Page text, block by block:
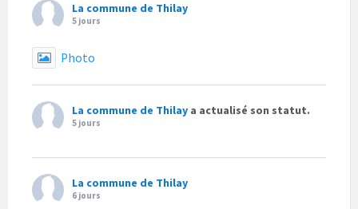
La commune de Thilay
5 jours
Photo
La commune de Thilay a actualisé son statut.
5 jours
La commune de Thilay
6 jours